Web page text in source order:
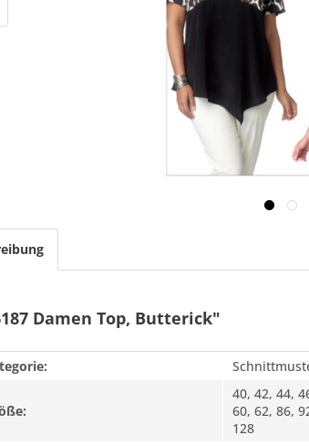
Damen Top, Butterick"
40, 42, 44,
60, 62, 86,
128